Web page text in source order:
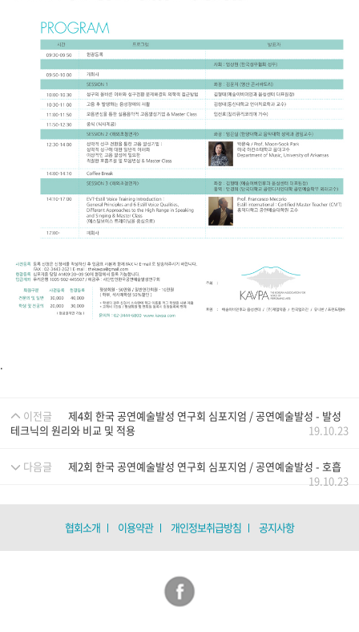
.
이전글
제4회 한국 공연예술발성 연구회 심포지엄 / 공연예술발성 - 발성
테크닉의 원리와 비교 및 적용
19.10.23
다음글
제2회 한국 공연예술발성 연구회 심포지엄 / 공연예술발성 - 호흡
19.10.23
협회소개 이용약관 개인정보취급방침 공지사항